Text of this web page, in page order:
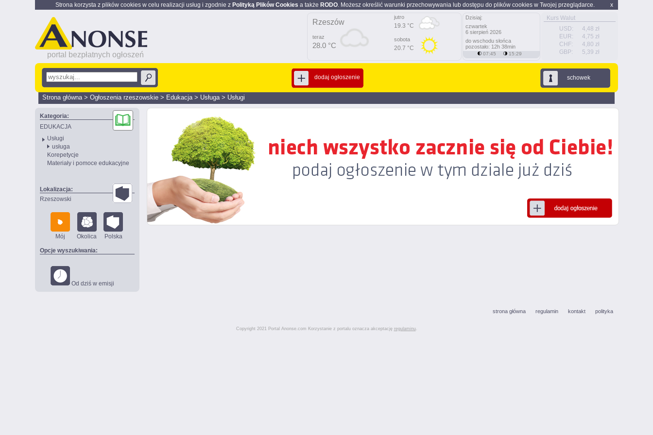
x
Strona korzysta z plików cookies w celu realizacji usług i zgodnie z Polityką Plików Cookies a także RODO. Możesz określić warunki przechowywania lub dostępu do plików cookies w Twojej przeglądarce.
portal bezpłatnych ogłoszeń
Kurs Walut
USD:
4,48 zł
EUR:
4,75 zł
CHF:
4,80 zł
GBP:
5,39 zł
Rzeszów
teraz
28.0 °C
jutro
19.3 °C
sobota
20.7 °C
Dzisiaj:
czwartek
6 sierpień 2026
do wschodu słońca
pozostało: 12h 38min
07:45 15:29
schowek
dodaj ogłoszenie
Strona główna> Ogłoszenia rzeszowskie > Edukacja> Usługa> Usługi
Kategoria:
EDUKACJA
Usługi
usługa
Korepetycje
Materiały i pomoce edukacyjne
Lokalizacja:
Rzeszowski
Mój Okolica Polska
Opcje wyszukiwania:
Od dziś w emisji
strona główna regulamin kontakt polityka
Copyright 2021 Portal Anonse.com Korzystanie z portalu oznacza akceptację regulaminu.